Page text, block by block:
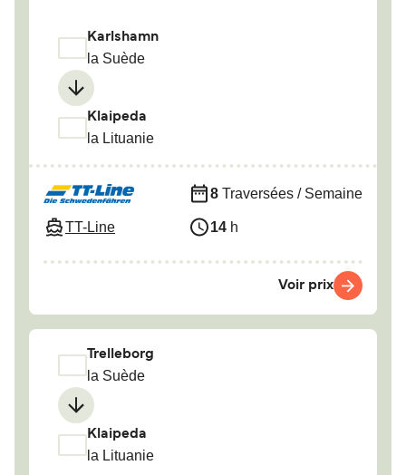
Karlshamn
la Suède
Klaipeda
la Lituanie
TT-Line
8 Traversées / Semaine
14 h
Voir prix
Trelleborg
la Suède
Klaipeda
la Lituanie